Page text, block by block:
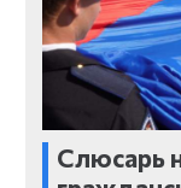
Слюсарь